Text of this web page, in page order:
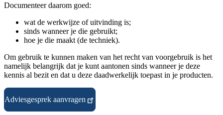
Documenteer daarom goed:
wat de werkwijze of uitvinding is;
sinds wanneer je die gebruikt;
hoe je die maakt (de techniek).
Om gebruik te kunnen maken van het recht van voorgebruik is het
namelijk belangrijk dat je kunt aantonen sinds wanneer je deze
kennis al bezit en dat u deze daadwerkelijk toepast in je producten.
Adviesgesprek aanvragen